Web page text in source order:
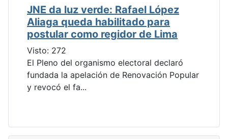
JNE da luz verde: Rafael López
Aliaga queda habilitado para
postular como regidor de Lima
Visto: 272
El Pleno del organismo electoral declaró
fundada la apelación de Renovación Popular
y revocó el fa...